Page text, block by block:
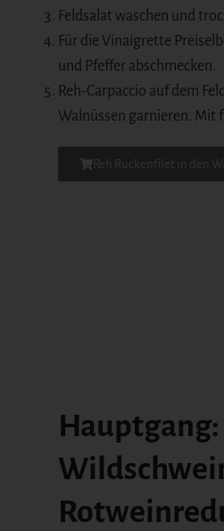
Feldsalat waschen und
Für die Vinaigrette
und Pfeffer abschmecken.
Reh-Carpaccio auf dem
Walnüssen garnieren. Mit
Reh Rückenfilet in den
Hauptgang: